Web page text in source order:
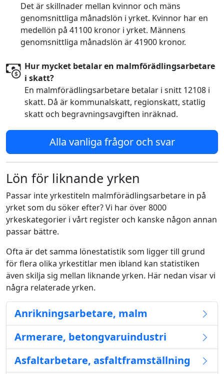
Det är skillnader mellan kvinnor och mäns
genomsnittliga månadslön i yrket. Kvinnor har en
medellön på 41100 kronor i yrket. Männens
genomsnittliga månadslön är 41900 kronor.
Hur mycket betalar en malmförädlingsarbetare
i skatt?
En malmförädlingsarbetare betalar i snitt 12108 i
skatt. Då är kommunalskatt, regionskatt, statlig
skatt och begravningsavgiften inräknad.
Alla vanliga frågor och svar
Lön för liknande yrken
Passar inte yrkestiteln malmförädlingsarbetare in på
yrket som du söker efter? Vi har över 8000
yrkeskategorier i vårt register och kanske någon annan
passar bättre.
Ofta är det samma lönestatistik som ligger till grund
för flera olika yrkestitlar men ibland kan statistiken
även skilja sig mellan liknande yrken. Här nedan visar vi
några relaterade yrken.
Anrikningsarbetare, malm
Armerare, betongvaruindustri
Asfaltarbetare, asfaltframställning